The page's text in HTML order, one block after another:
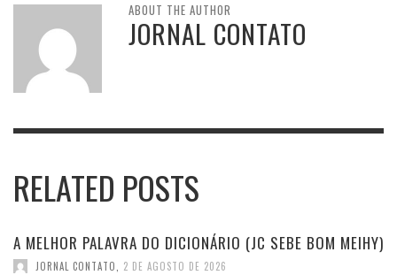
ABOUT THE AUTHOR
JORNAL CONTATO
RELATED POSTS
A MELHOR PALAVRA DO DICIONÁRIO (JC SEBE BOM MEIHY)
JORNAL CONTATO 2 DE AGOSTO DE 2026